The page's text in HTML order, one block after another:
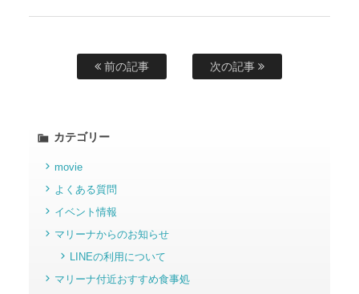
前の記事 次の記事
カテゴリー
movie
よくある質問
イベント情報
マリーナからのお知らせ
LINEの利用について
マリーナ付近おすすめ食事処